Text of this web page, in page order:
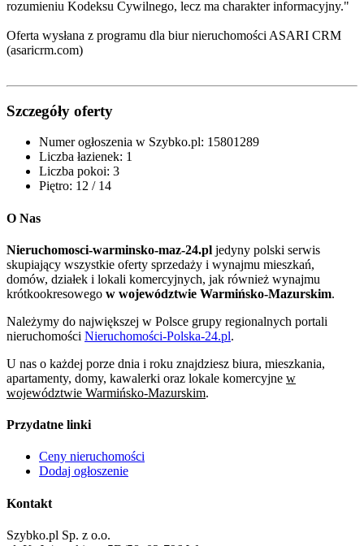
rozumieniu Kodeksu Cywilnego, lecz ma charakter informacyjny."
Oferta wysłana z programu dla biur nieruchomości ASARI CRM
(asaricrm.com)
Szczegóły oferty
Numer ogłoszenia w Szybko.pl: 15801289
Liczba łazienek: 1
Liczba pokoi: 3
Piętro: 12 / 14
O Nas
Nieruchomosci-warminsko-maz-24.pl jedyny polski serwis
skupiający wszystkie oferty sprzedaży i wynajmu mieszkań,
domów, działek i lokali komercyjnych, jak również wynajmu
krótkookresowego w województwie Warmińsko-Mazurskim.
Należymy do największej w Polsce grupy regionalnych portali
nieruchomości Nieruchomości-Polska-24.pl.
U nas o każdej porze dnia i roku znajdziesz biura, mieszkania,
apartamenty, domy, kawalerki oraz lokale komercyjne w
województwie Warmińsko-Mazurskim.
Przydatne linki
Ceny nieruchomości
Dodaj ogłoszenie
Kontakt
Szybko.pl Sp. z o.o.